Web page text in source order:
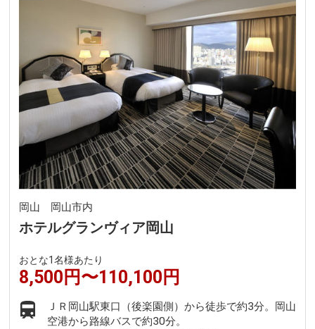
岡山 岡山市内
ホテルグランヴィア岡山
おとな1名様あたり
8,500円〜110,100円
ＪＲ岡山駅東口（後楽園側）から徒歩で約3分。岡山
空港から路線バスで約30分。